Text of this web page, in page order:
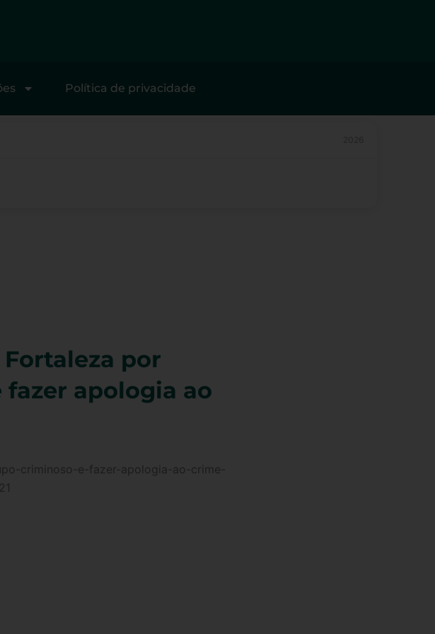
Política de privacidade
por
apologia ao